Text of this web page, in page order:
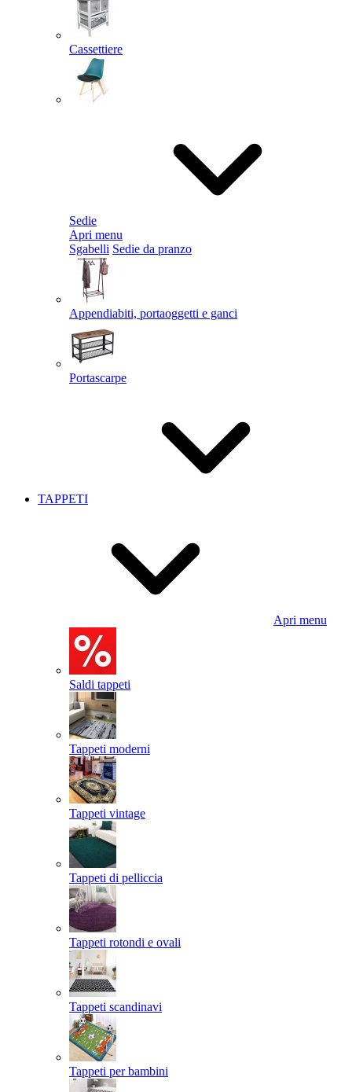
Cassettiere
Sedie
Apri menu
Sgabelli Sedie da pranzo
Appendiabiti, portaoggetti e ganci
Portascarpe
TAPPETI
Apri menu
Saldi tappeti
Tappeti moderni
Tappeti vintage
Tappeti di pelliccia
Tappeti rotondi e ovali
Tappeti scandinavi
Tappeti per bambini